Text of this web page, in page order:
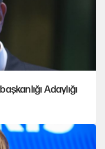
Adaylığı